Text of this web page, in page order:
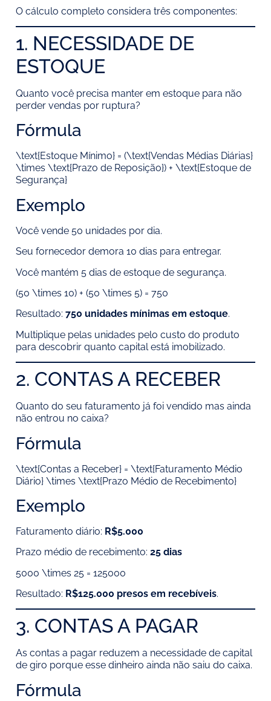
O cálculo completo considera três componentes:
1. NECESSIDADE DE
ESTOQUE
Quanto você precisa manter em estoque para não
perder vendas por ruptura?
Fórmula
\text{Estoque Mínimo} = (\text{Vendas Médias Diárias}
\times \text{Prazo de Reposição}) + \text{Estoque de
Segurança}
Exemplo
Você vende 50 unidades por dia.
Seu fornecedor demora 10 dias para entregar.
Você mantém 5 dias de estoque de segurança.
(50 \times 10) + (50 \times 5) = 750
Resultado: 750 unidades mínimas em estoque.
Multiplique pelas unidades pelo custo do produto
para descobrir quanto capital está imobilizado.
2. CONTAS A RECEBER
Quanto do seu faturamento já foi vendido mas ainda
não entrou no caixa?
Fórmula
\text{Contas a Receber} = \text{Faturamento Médio
Diário} \times \text{Prazo Médio de Recebimento}
Exemplo
Faturamento diário: R$5.000
Prazo médio de recebimento: 25 dias
5000 \times 25 = 125000
Resultado: R$125.000 presos em recebíveis.
3. CONTAS A PAGAR
As contas a pagar reduzem a necessidade de capital
de giro porque esse dinheiro ainda não saiu do caixa.
Fórmula